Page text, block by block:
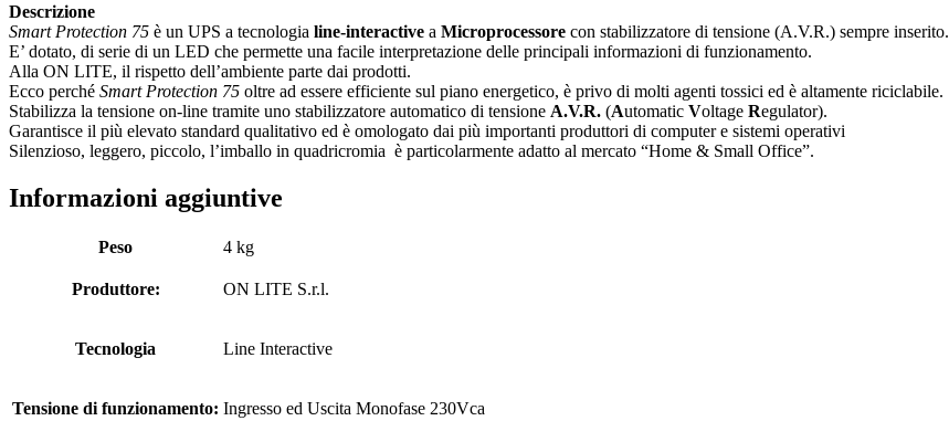
Descrizione
Smart Protection 75 è un UPS a tecnologia line-interactive a Microprocessore con stabilizzatore di tensione (A.V.R.) sempre inserito.
E’ dotato, di serie di un LED che permette una facile interpretazione delle principali informazioni di funzionamento.
Alla ON LITE, il rispetto dell’ambiente parte dai prodotti.
Ecco perché Smart Protection 75 oltre ad essere efficiente sul piano energetico, è privo di molti agenti tossici ed è altamente riciclabile.
Stabilizza la tensione on-line tramite uno stabilizzatore automatico di tensione A.V.R. (Automatic Voltage Regulator).
Garantisce il più elevato standard qualitativo ed è omologato dai più importanti produttori di computer e sistemi operativi
Silenzioso, leggero, piccolo, l’imballo in quadricromia è particolarmente adatto al mercato “Home & Small Office”.
Informazioni aggiuntive
Peso 4 kg
Produttore: ON LITE S.r.l.
Tecnologia Line Interactive
Tensione di funzionamento: Ingresso ed Uscita Monofase 230Vca